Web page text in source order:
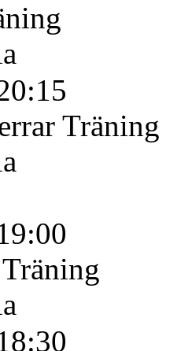
Träning
Träning